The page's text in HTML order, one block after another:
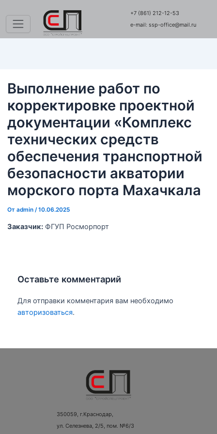
содержимому
+7 (861) 212-12-53
e-mail: ssp-office@mail.ru
Выполнение работ по
корректировке проектной
документации «Комплекс
технических средств
обеспечения транспортной
безопасности акватории
морского порта Махачкала
От admin /10.06.2025
Заказчик:ФГУП Росморпорт
Оставьте комментарий
Для отправки комментария вам необходимо
авторизоваться.
350059, г.Краснодар,
ул. Селезнева, 2/5, пом. №6/3